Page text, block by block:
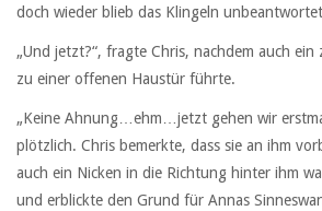
doch wieder blieb das Klingeln
„Und jetzt?“, fragte Chris, nachdem auch
zu einer offenen Haustür führte.
„Keine Ahnung…ehm…jetzt gehen wir
plötzlich. Chris bemerkte, dass sie an ihm
auch ein Nicken in die Richtung hinter ihm
und erblickte den Grund für Annas